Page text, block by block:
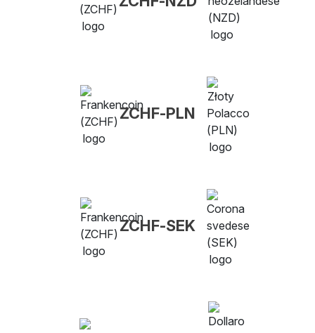
ZCHF-PLN
ZCHF-SEK